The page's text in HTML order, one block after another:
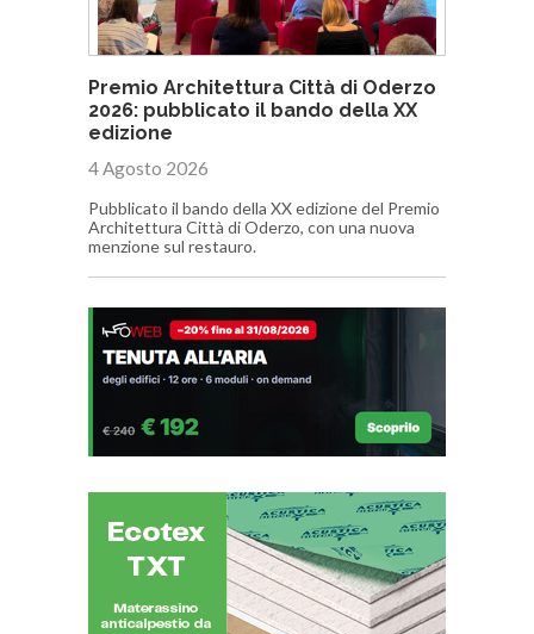
Premio Architettura Città di Oderzo
2026: pubblicato il bando della XX
edizione
4 Agosto 2026
Pubblicato il bando della XX edizione del Premio
Architettura Città di Oderzo, con una nuova
menzione sul restauro.